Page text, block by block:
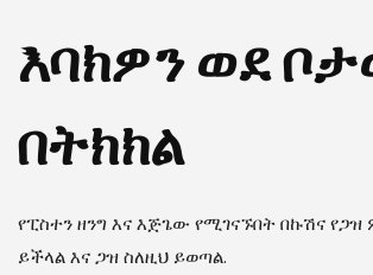
እባክዎን ወደ
በትክክል
የፒስተን ዘንግ እና እጅጌው የሚገናኙበት በኩሽና
ይችላል እና ጋዝ ስለዚህ ይወጣል.